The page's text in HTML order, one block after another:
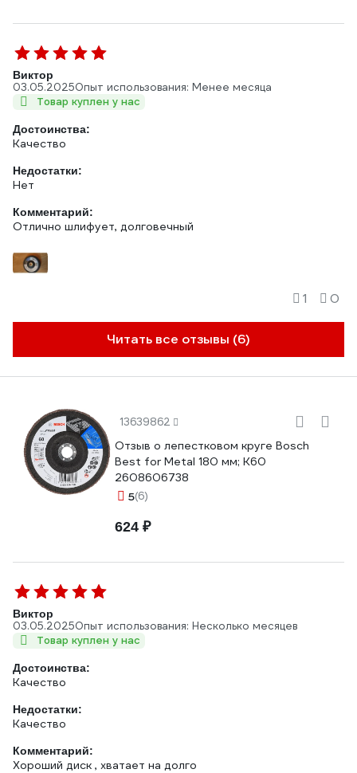
Виктор
03.05.2025Опыт использования: Менее месяца
Товар куплен у нас
Достоинства:
Качество
Недостатки:
Нет
Комментарий:
Отлично шлифует, долговечный
Читать все отзывы (6)
1 0
13639862
Отзыв о лепестковом круге Bosch
Best for Metal 180 мм; К60
2608606738
5(6)
624 ₽
Виктор
03.05.2025Опыт использования: Несколько месяцев
Товар куплен у нас
Достоинства:
Качество
Недостатки:
Качество
Комментарий:
Хороший диск , хватает на долго